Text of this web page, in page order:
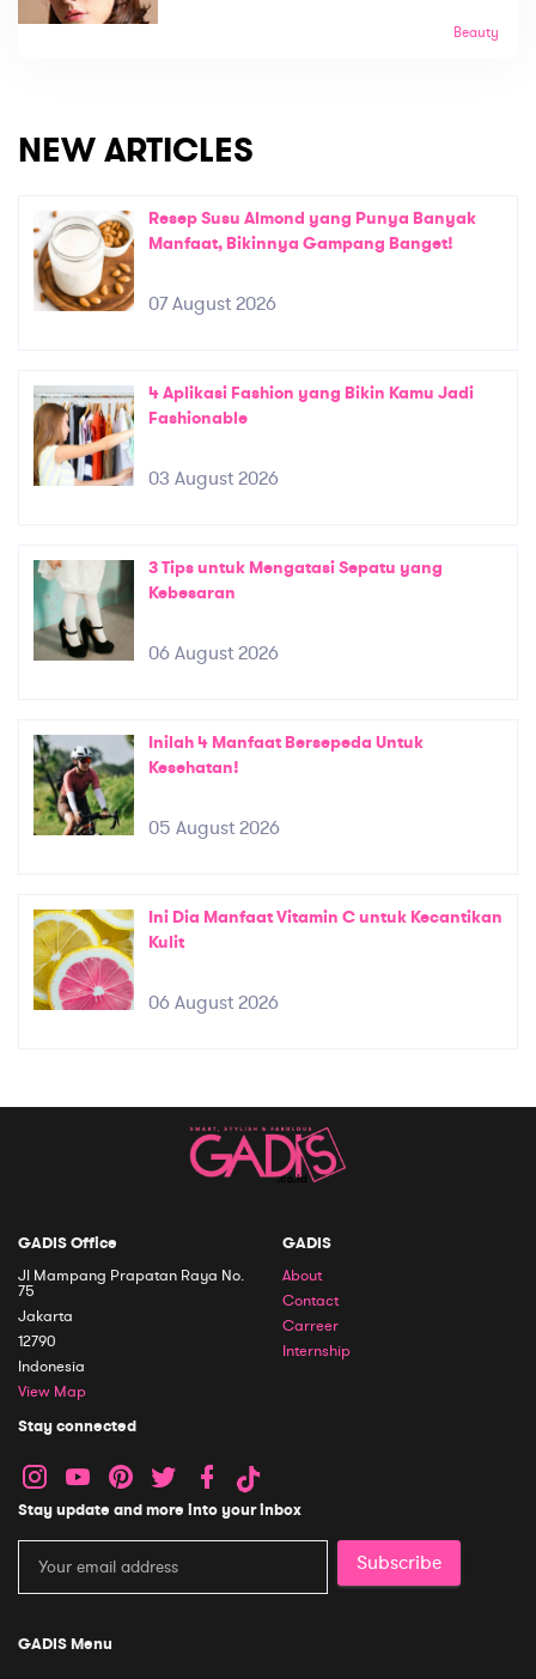
Beauty
NEW ARTICLES
Resep Susu Almond yang Punya Banyak
Manfaat, Bikinnya Gampang Banget!
07 August 2026
4 Aplikasi Fashion yang Bikin Kamu Jadi
Fashionable
03 August 2026
3 Tips untuk Mengatasi Sepatu yang
Kebesaran
06 August 2026
Inilah 4 Manfaat Bersepeda Untuk
Kesehatan!
05 August 2026
Ini Dia Manfaat Vitamin C untuk Kecantikan
Kulit
06 August 2026
GADIS Office
Jl Mampang Prapatan Raya No.
75
Jakarta
12790
Indonesia
View Map
GADIS
About
Contact
Carreer
Internship
Stay connected
Stay update and more into your inbox
Subscribe
GADIS Menu